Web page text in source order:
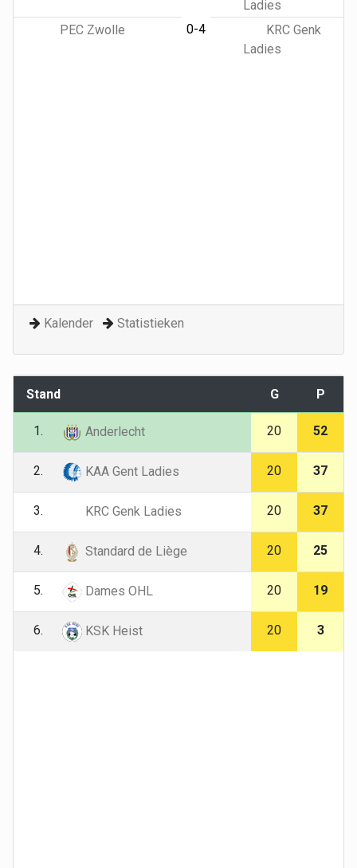
Ladies
PEC Zwolle
0-4
KRC Genk
Ladies
Kalender Statistieken
Stand G P
1. Anderlecht 20 52
2. KAA Gent Ladies 20 37
3. KRC Genk Ladies 20 37
4. Standard de Liège 20 25
5. Dames OHL 20 19
6. KSK Heist 20 3